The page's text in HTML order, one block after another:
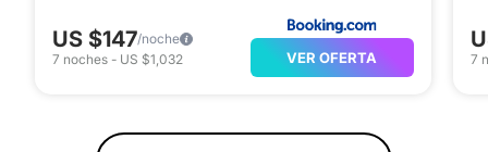
US $147/noche
7 noches - US $1,032 VER OFERTA 7